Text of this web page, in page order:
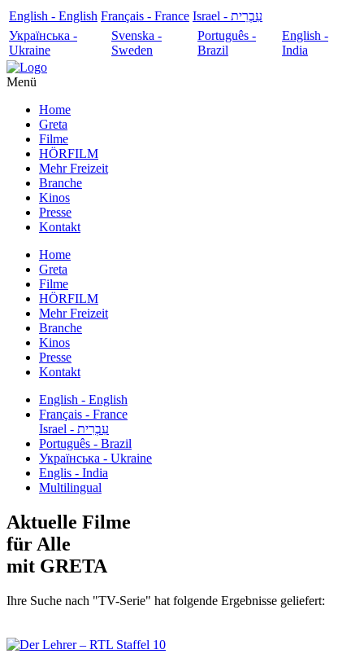
English - English Français - France
עִבְרִית - Israel
Українська -
Ukraine
Svenska -
Sweden
Português -
Brazil
English -
India
Menü
Home
Greta
Filme
HÖRFILM
Mehr Freizeit
Branche
Kinos
Presse
Kontakt
Home
Greta
Filme
HÖRFILM
Mehr Freizeit
Branche
Kinos
Presse
Kontakt
English - English
Français - France
עִבְרִית - Israel
Português - Brazil
Українська - Ukraine
Englis - India
Multilingual
Aktuelle Filme
für Alle
mit GRETA
Ihre Suche nach "TV-Serie" hat folgende Ergebnisse geliefert: